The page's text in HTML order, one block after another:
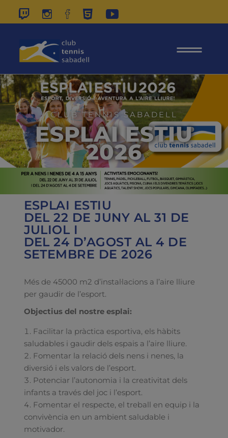
CLUB TENNIS SABADELL
ESPLAI ESTIU
2026
ESPLAI ESTIU
DEL 22 DE JUNY AL 31 DE
JULIOL I
DEL 24 D’AGOST AL 4 DE
SETEMBRE DE 2026
Més de 45000 m2 d’instal·lacions a l’aire lliure
per gaudir de l’esport.
Objectius del nostre esplai:
Facilitar la pràctica esportiva, els hàbits
saludables i gaudir dels espais a l’aire lliure.
Fomentar la relació dels nens i nenes, la
diversió i els valors de l’esport.
Potenciar l’autonomia i la creativitat dels
infants a través del joc i l’esport.
Fomentar el respecte, el treball en equip i la
convivència en un ambient saludable i
motivador.